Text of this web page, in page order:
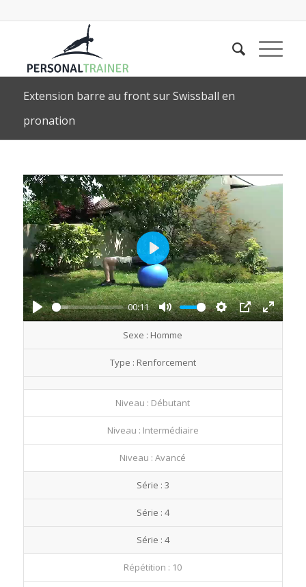
Extension barre au front sur Swissball en
pronation
Play
00:11
Mute
Settings
PIP
Enter
Play
Sexe : Homme
Type : Renforcement
Niveau : Débutant
Niveau : Intermédiaire
Niveau : Avancé
Série : 3
Série : 4
Série : 4
Répétition : 10